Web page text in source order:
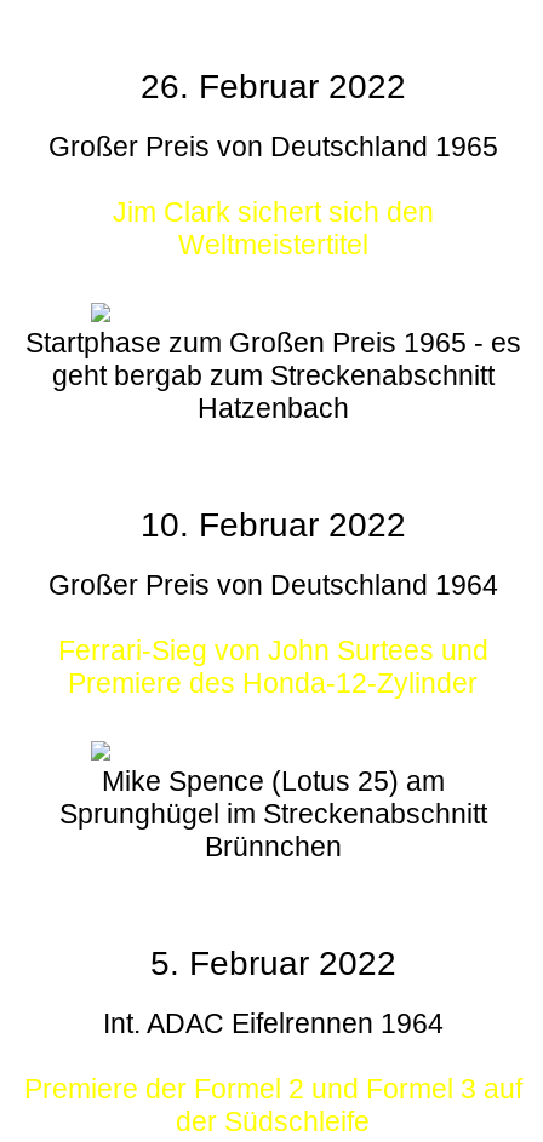
26. Februar 2022
Großer Preis von Deutschland 1965
Jim Clark sichert sich den
Weltmeistertitel
Startphase zum Großen Preis 1965 - es
geht bergab zum Streckenabschnitt
Hatzenbach
10. Februar 2022
Großer Preis von Deutschland 1964
Ferrari-Sieg von John Surtees und
Premiere des Honda-12-Zylinder
Mike Spence (Lotus 25) am
Sprunghügel im Streckenabschnitt
Brünnchen
5. Februar 2022
Int. ADAC Eifelrennen 1964
Premiere der Formel 2 und Formel 3 auf
der Südschleife